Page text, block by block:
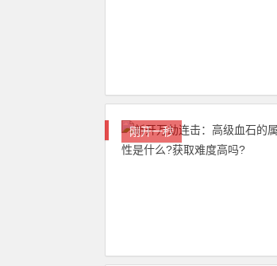
刚开一秒